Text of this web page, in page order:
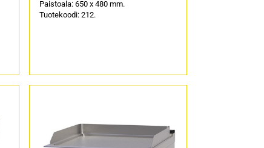
Paistoala: 650 x 480 mm.
Tuotekoodi: 212.